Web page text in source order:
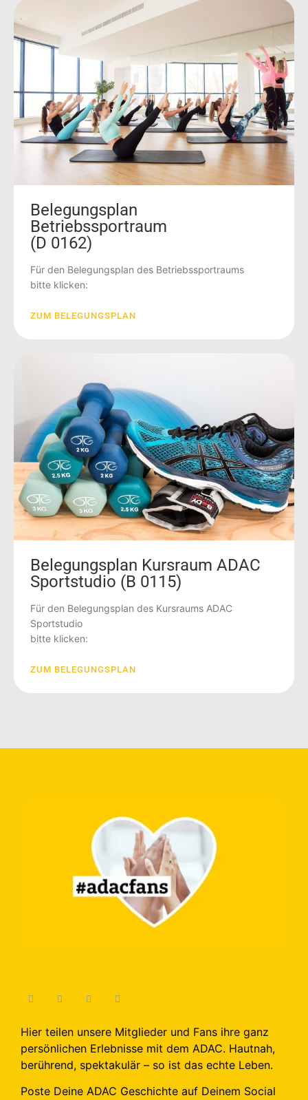
Belegungsplan
Betriebssportraum
(D 0162)
Für den Belegungsplan des Betriebssportraums
bitte klicken:
ZUM BELEGUNGSPLAN
Belegungsplan Kursraum ADAC
Sportstudio (B 0115)
Für den Belegungsplan des Kursraums ADAC
Sportstudio
bitte klicken:
ZUM BELEGUNGSPLAN
Hier teilen unsere Mitglieder und Fans ihre ganz
persönlichen Erlebnisse mit dem ADAC. Hautnah,
berührend, spektakulär – so ist das echte Leben.
Poste Deine ADAC Geschichte auf Deinem Social